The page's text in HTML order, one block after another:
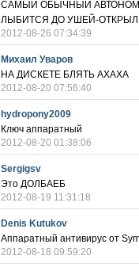
САМЫЙ ОБЫЧНЫЙ
ЛЫБИТСЯ ДО УШЕЙ-ОТКРЫЛ
2012-08-26 07:34:39
Михаил Уваров
НА ДИСКЕТЕ БЛЯТЬ АХАХА
2012-08-20 07:56:40
hydropony2009
Ключ аппаратный
2012-08-20 01:38:06
Sergigsv
Это ДОЛБАЕБ
2012-08-19 11:31:18
Denis Kutukov
Аппаратный антивирус от
2012-08-18 09:59:20